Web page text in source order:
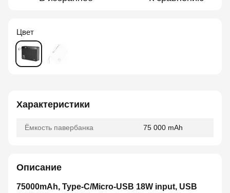
Цвет
Характеристики
Ёмкость павербанка 75 000 mAh
Описание
75000mAh, Type-C/Micro-USB 18W input, USB